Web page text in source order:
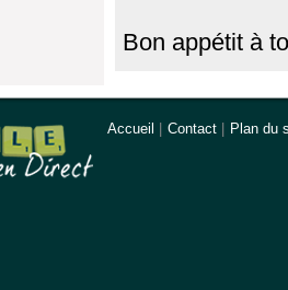
Bon appétit à
Accueil Contact Plan du